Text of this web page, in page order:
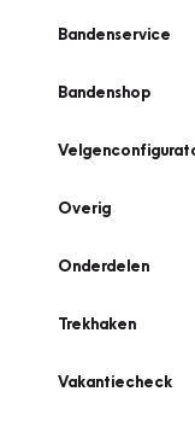
Bandenservice
Bandenshop
Overig
Onderdelen
Trekhaken
Vakantiecheck